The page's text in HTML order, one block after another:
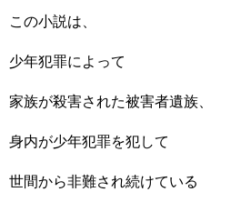
この小説は、
少年犯罪によって
家族が殺害された被害者遺族、
身内が少年犯罪を犯して
世間から非難され続けている